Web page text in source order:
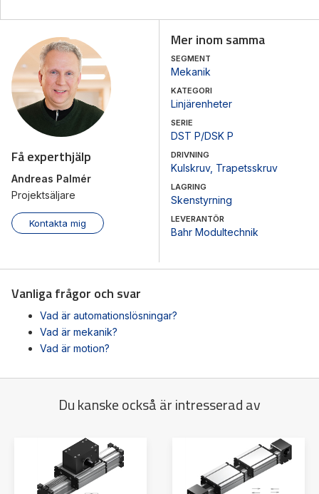
Få experthjälp
Andreas Palmér
Projektsäljare
Kontakta mig
Mer inom samma
SEGMENT
Mekanik
KATEGORI
Linjärenheter
SERIE
DST P/DSK P
DRIVNING
Kulskruv, Trapetsskruv
LAGRING
Skenstyrning
LEVERANTÖR
Bahr Modultechnik
Vanliga frågor och svar
Vad är automationslösningar?
Vad är mekanik?
Vad är motion?
Du kanske också är intresserad av